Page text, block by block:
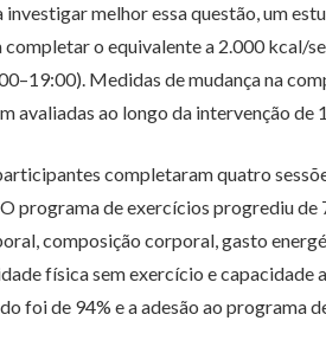
investigar melhor essa questão, um
completar o equivalente a 2.000 kcal/
Medidas de mudança na
avaliadas ao longo da intervenção de
completaram quatro
programa de exercícios progrediu de
composição corporal, gasto
física sem exercício e capacidade
foi de 94% e a adesão ao programa